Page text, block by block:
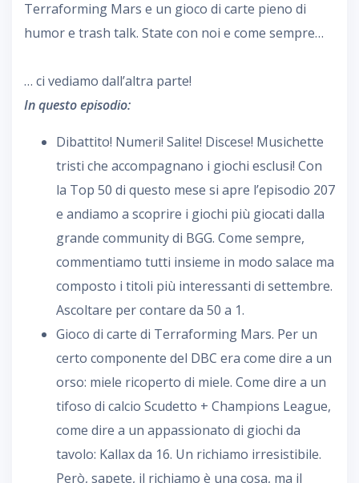
Terraforming Mars e un gioco di carte pieno di
humor e trash talk. State con noi e come sempre…
… ci vediamo dall’altra parte!
In questo episodio:
Dibattito! Numeri! Salite! Discese! Musichette
tristi che accompagnano i giochi esclusi! Con
la Top 50 di questo mese si apre l’episodio 207
e andiamo a scoprire i giochi più giocati dalla
grande community di BGG. Come sempre,
commentiamo tutti insieme in modo salace ma
composto i titoli più interessanti di settembre.
Ascoltare per contare da 50 a 1.
Gioco di carte di Terraforming Mars. Per un
certo componente del DBC era come dire a un
orso: miele ricoperto di miele. Come dire a un
tifoso di calcio Scudetto + Champions League,
come dire a un appassionato di giochi da
tavolo: Kallax da 16. Un richiamo irresistibile.
Però, sapete, il richiamo è una cosa, ma il